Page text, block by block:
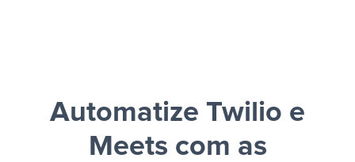
Automatize Twilio e
Meets com as